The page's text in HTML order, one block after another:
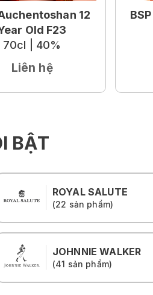
12
Old F23
70cl | 40%
Liên hệ
BẬT
ROYAL SALUTE
(22 sản phẩm)
JOHNNIE WALKER
(41 sản phẩm)